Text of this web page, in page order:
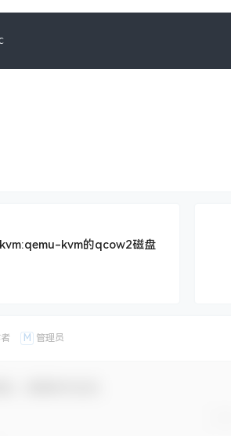
kvm的qcow2磁盘
M 管理员